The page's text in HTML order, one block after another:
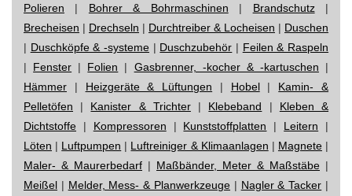
Polieren | Bohrer & Bohrmaschinen | Brandschutz|
Brecheisen | Drechseln | Durchtreiber & Locheisen | Duschen
| Duschköpfe & -systeme | Duschzubehör | Feilen & Raspeln
| Fenster | Folien | Gasbrenner, -kocher & -kartuschen |
Hämmer | Heizgeräte & Lüftungen | Hobel| Kamin- &
Pelletöfen | Kanister & Trichter| Klebeband | Kleben &
Dichtstoffe | Kompressoren | Kunststoffplatten | Leitern |
Löten | Luftpumpen | Luftreiniger & Klimaanlagen | Magnete|
Maler- & Maurerbedarf | Maßbänder, Meter & Maßstäbe |
Meißel | Melder, Mess- & Planwerkzeuge | Nagler & Tacker |